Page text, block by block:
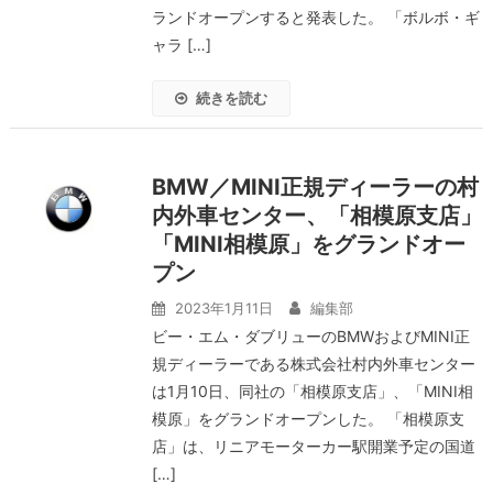
ランドオープンすると発表した。 「ボルボ・ギ
ャラ […]
続きを読む
BMW／MINI正規ディーラーの村
内外車センター、「相模原支店」
「MINI相模原」をグランドオー
プン
2023年1月11日 編集部
ビー・エム・ダブリューのBMWおよびMINI正
規ディーラーである株式会社村内外車センター
は1月10日、同社の「相模原支店」、「MINI相
模原」をグランドオープンした。 「相模原支
店」は、リニアモーターカー駅開業予定の国道
[…]